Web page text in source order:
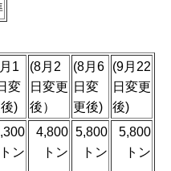
1
変
)
(8月2
日変更
後）
(8月6
日変
更後)
(9月22
日変更
後)
トン
4,800
トン
5,800
トン
5,800
トン